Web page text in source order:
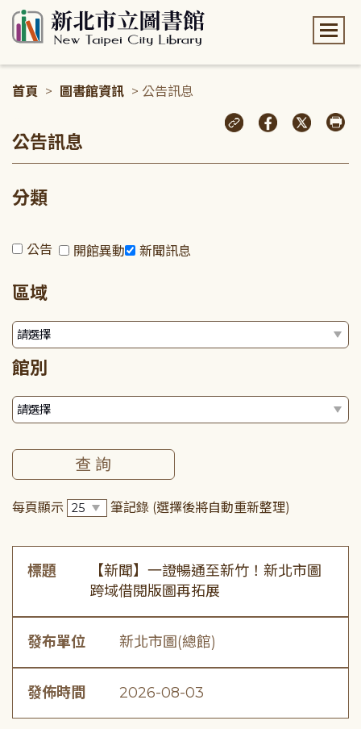
首頁 > 圖書館資訊 > 公告訊息
公告訊息
分類
公告 開館異動 新聞訊息
區域
館別
每頁顯示 筆記錄 (選擇後將自動重新整理)
標題
【新聞】一證暢通至新竹！新北市圖
跨域借閱版圖再拓展
發布單位 新北市圖(總館)
發佈時間 2026-08-03